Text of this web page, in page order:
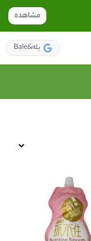
مشاهده
Bale&بله